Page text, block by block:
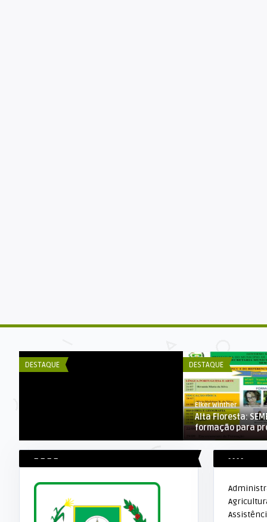
DESTAQUE
Campeonato Municipal de Bocha
DESTAQUE
Elker Winther
Alta Floresta:
formação para
– – – – - - - -